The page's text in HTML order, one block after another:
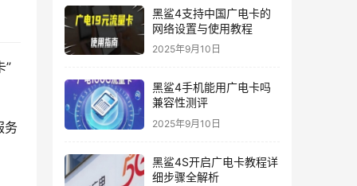
”
务
黑鲨4支持中国广电卡的
网络设置与使用教程
2025年9月10日
黑鲨4手机能用广电卡吗
兼容性测评
2025年9月10日
黑鲨4S开启广电卡教程详
细步骤全解析